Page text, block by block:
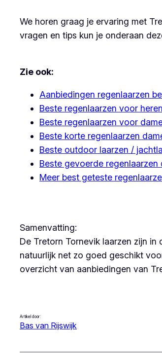
We horen graag je ervaring met
vragen en tips kun je onderaan
Zie ook:
Aanbiedingen regenlaarzen
Beste regenlaarzen voor heren
Beste regenlaarzen voor
Beste korte regenlaarzen
Beste outdoor laarzen /
Beste gevoerde regenlaarzen
Meer best geteste
Samenvatting:
De Tretorn Tornevik laarzen zijn
natuurlijk net zo goed geschikt
overzicht van aanbiedingen van
Artikel door:
Bas van Rijswijk